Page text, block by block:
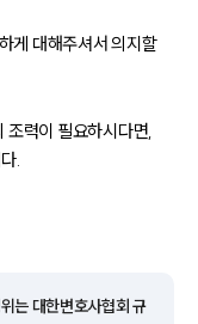
게 대해주셔서 의지할
조력이 필요하시다면,
.
는 대한변호사협회 규